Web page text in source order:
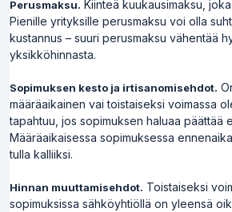
Perusmaksu. Kiinteä kuukausimaksu,
Pienille yrityksille perusmaksu voi olla
kustannus – suuri perusmaksu vähentää
yksikköhinnasta.
Sopimuksen kesto ja irtisanomisehdot.
määräaikainen vai toistaiseksi voimassa
tapahtuu, jos sopimuksen haluaa päättää
Määräaikaisessa sopimuksessa
tulla kalliiksi.
Hinnan muuttamisehdot. Toistaiseksi
sopimuksissa sähköyhtiöllä on yleensä